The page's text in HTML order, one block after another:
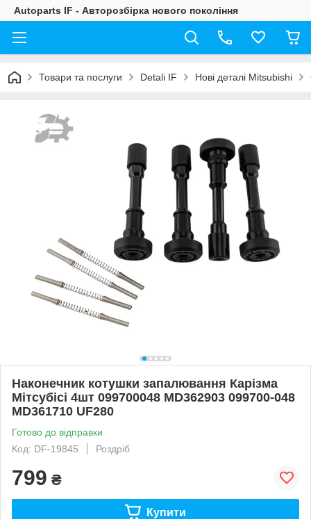
Autoparts IF - Авторозбірка нового покоління
Товари та послуги Detali IF Нові деталі Mitsubishi
Наконечник котушки запалювання Карізма
Мітсубісі 4шт 099700048 MD362903 099700-048
MD361710 UF280
Готово до відправки
Код: DF-19845
Роздріб
799 ₴
Купити